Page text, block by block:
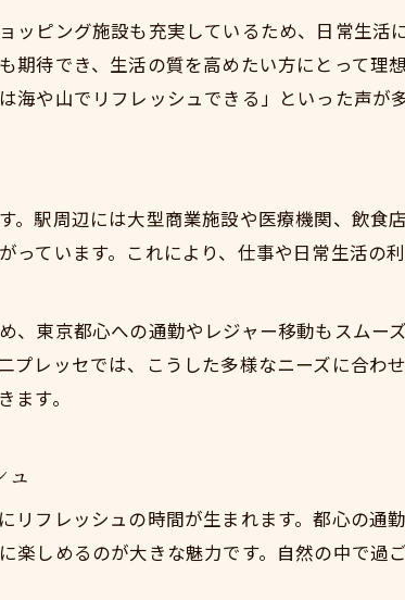
近い小田原に住もうで実現する快適通勤
と在来線が支えるストレスレス生活
い小田原移住のリアル体験談
ら近い小田原に住もう育児に最適な住環境
住者が語る自然と暮らす日常
が両立する注目の移住エリア
で経済的な生活が叶うエリア選び
ッピング施設も充実しているため、日常生
待でき、生活の質を高めたい方にとって理
海や山でリフレッシュできる」といった声が
。駅周辺には大型商業施設や医療機関、飲食
っています。これにより、仕事や日常生活の
、東京都心への通勤やレジャー移動もスムー
プレッセでは、こうした多様なニーズに合わ
す。
ュ
リフレッシュの時間が生まれます。都心の通
楽しめるのが大きな魅力です。自然の中で過